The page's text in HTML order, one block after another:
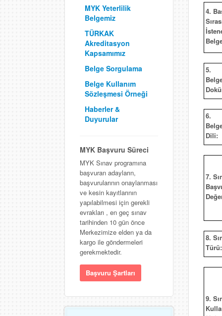
MYK Yeterlilik
Belgemiz
TÜRKAK
Akreditasyon
Kapsamımız
Belge Sorgulama
Belge Kullanım
Sözleşmesi Örneği
Haberler &
Duyurular
MYK Başvuru Süreci
MYK Sınav programına
başvuran adayların,
başvurularının onaylanması
ve kesin kayıtlarının
yapılabilmesi için gerekli
evrakları , en geç sınav
tarihinden 10 gün önce
Merkezimize elden ya da
kargo ile göndermeleri
gerekmektedir.
Başvuru Şartları
4.
5.
6.
Dili:
7.
8.
Türü:
9.